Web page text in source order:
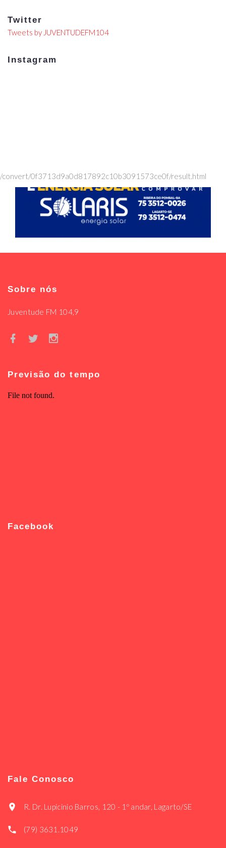
Twitter
Tweets by JUVENTUDEFM104
Instagram
/convert/0f3713d9a0d817892c10b3091573ce0f/result.html
Sobre nós
Juventude FM 104,9
Previsão do tempo
Facebook
Fale Conosco
R. Dr. Lupicinio Barros, 120 - 1º andar, Lagarto/SE
(79) 3631.1049